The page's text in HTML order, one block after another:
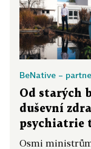
BeNative –
Od starých
duševní
psychiatrie
Osmi